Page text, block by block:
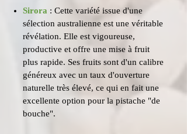
Sirora : Cette variété issue d'une
sélection australienne est une véritable
révélation. Elle est vigoureuse,
productive et offre une mise à fruit
plus rapide. Ses fruits sont d'un calibre
généreux avec un taux d'ouverture
naturelle très élevé, ce qui en fait une
excellente option pour la pistache "de
bouche".